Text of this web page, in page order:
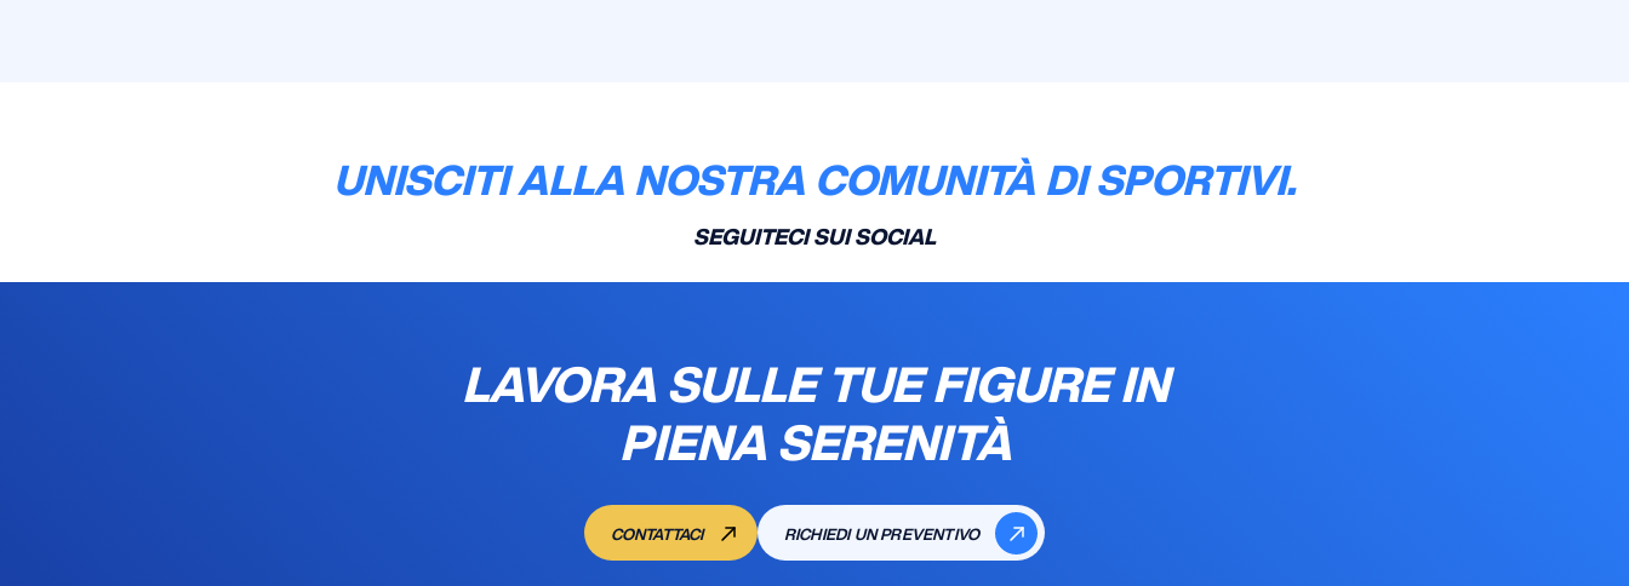
UNISCITI ALLA NOSTRA COMUNITÀ DI SPORTIVI.
SEGUITECI SUI SOCIAL
LAVORA SULLE TUE FIGURE IN
PIENA SERENITÀ
CONTATTACI RICHIEDI UN PREVENTIVO